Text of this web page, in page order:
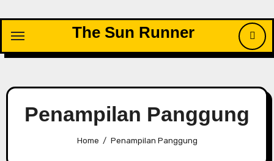
content
The Sun Runner
Penampilan Panggung
Home Penampilan Panggung